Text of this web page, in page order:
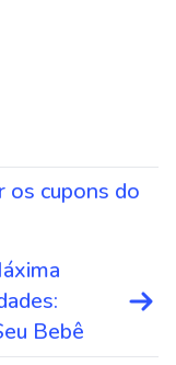
os cupons do
Bebê